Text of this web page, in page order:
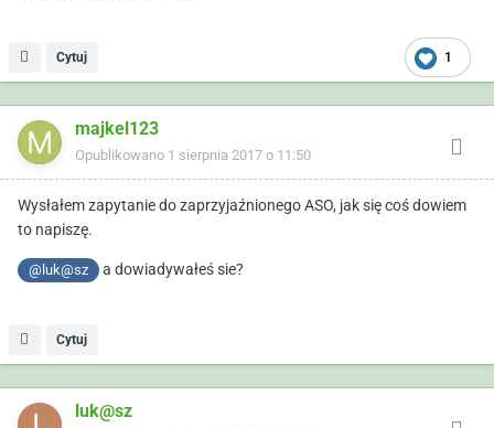
1
Cytuj
majkel123
Opublikowano 1 sierpnia 2017 o 11:50
Wysłałem zapytanie do zaprzyjaźnionego ASO, jak się coś dowiem
to napiszę.
@luk@sz a dowiadywałeś sie?
Cytuj
luk@sz